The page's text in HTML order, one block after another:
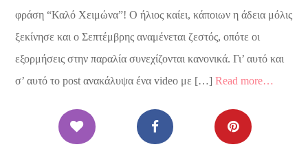
φράση “Καλό Χειμώνα”! Ο ήλιος καίει, κάποιων η άδεια μόλις
ξεκίνησε και ο Σεπτέμβρης αναμένεται ζεστός, οπότε οι
εξορμήσεις στην παραλία συνεχίζονται κανονικά. Γι’ αυτό και
σ’ αυτό το post ανακάλυψα ένα video με […]Read more…